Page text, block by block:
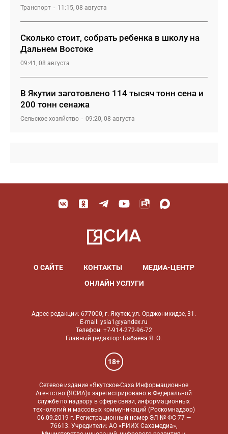
Транспорт 11:15, 08 августа
Сколько стоит, собрать ребенка в школу на
Дальнем Востоке
09:41, 08 августа
В Якутии заготовлено 114 тысяч тонн сена и
200 тонн сенажа
Сельское хозяйство 09:20, 08 августа
О САЙТЕ КОНТАКТЫ
МЕДИА-ЦЕНТР
ОНЛАЙН УСЛУГИ
Адрес редакции: 677000, г. Якутск, ул. Орджоникидзе, 31.
E-mail: ysia1@yandex.ru
Телефон: +7-914-272-96-72
Главный редактор: Бабаева Я. О.
18+
Сетевое издание «Якутское-Саха Информационное
Агентство (ЯСИА)» зарегистрировано в Федеральной
службе по надзору в сфере связи, информационных
технологий и массовых коммуникаций (Роскомнадзор)
06.09.2019 г. Регистрационный номер ЭЛ № ФС 77 —
76613. Учредители: АО «РИИХ Сахамедиа»,